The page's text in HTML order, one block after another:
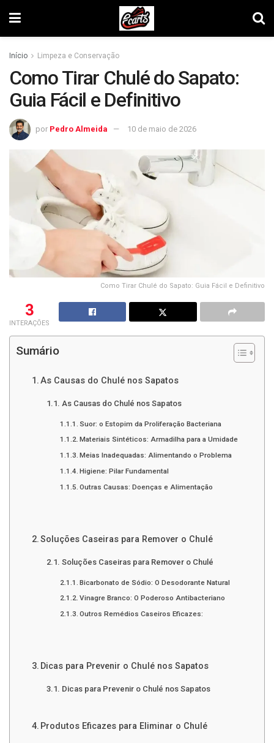
Início Limpeza e Conservação
Como Tirar Chulé do Sapato:
Guia Fácil e Definitivo
por Pedro Almeida 10 de maio de 2026
Como Tirar Chulé do Sapato: Guia Fácil e Definitivo
3
INTERAÇÕES
Sumário
As Causas do Chulé nos Sapatos
As Causas do Chulé nos Sapatos
Suor: o Estopim da Proliferação Bacteriana
Materiais Sintéticos: Armadilha para a Umidade
Meias Inadequadas: Alimentando o Problema
Higiene: Pilar Fundamental
Outras Causas: Doenças e Alimentação
Soluções Caseiras para Remover o Chulé
Soluções Caseiras para Remover o Chulé
Bicarbonato de Sódio: O Desodorante Natural
Vinagre Branco: O Poderoso Antibacteriano
Outros Remédios Caseiros Eficazes:
Dicas para Prevenir o Chulé nos Sapatos
Dicas para Prevenir o Chulé nos Sapatos
Produtos Eficazes para Eliminar o Chulé